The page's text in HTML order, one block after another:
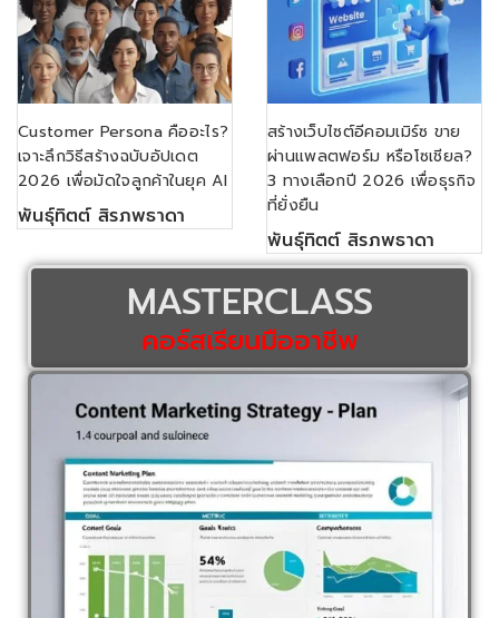
Customer Persona คืออะไร?
เจาะลึกวิธีสร้างฉบับอัปเดต
2026 เพื่อมัดใจลูกค้าในยุค AI
พันธุ์ทิตต์ สิรภพธาดา
สร้างเว็บไซต์อีคอมเมิร์ซ ขาย
ผ่านแพลตฟอร์ม หรือโซเชียล?
3 ทางเลือกปี 2026 เพื่อธุรกิจ
ที่ยั่งยืน
พันธุ์ทิตต์ สิรภพธาดา
MASTERCLASS
คอร์สเรียนมืออาชีพ